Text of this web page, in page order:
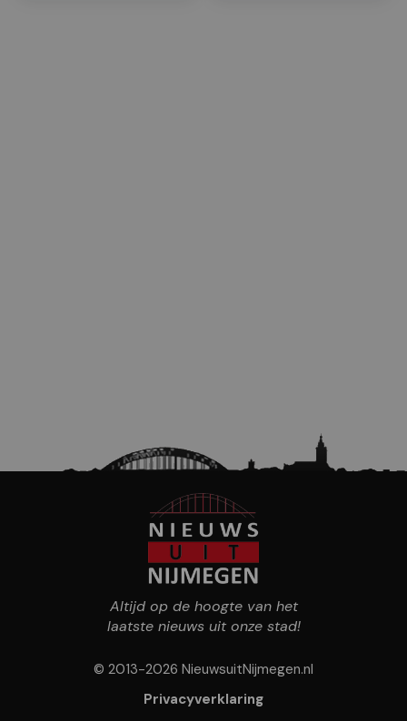
Altijd op de hoogte van het
laatste nieuws uit onze stad!
© 2013-2026 NieuwsuitNijmegen.nl
Privacyverklaring